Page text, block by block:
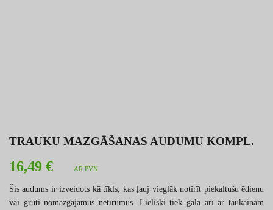
TRAUKU MAZGĀŠANAS AUDUMU KOMPL.
16,49 € AR PVN
Šis audums ir izveidots kā tīkls, kas ļauj vieglāk notīrīt piekaltušu ēdienu
vai grūti nomazgājamus netīrumus. Lieliski tiek galā arī ar taukainām